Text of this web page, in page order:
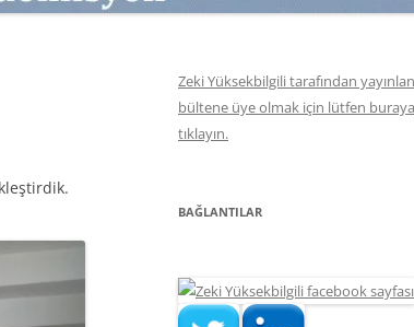
TÜKETICILERININ
ÖNEM
YENI USTALIK
Zeki Yüksekbilgili tarafından
bültene üye olmak için lütfen buraya
tıklayın.
BAĞLANTILAR